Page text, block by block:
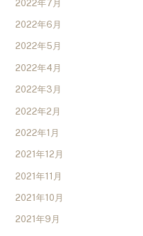
2022年7月
2022年6月
2022年5月
2022年4月
2022年3月
2022年2月
2022年1月
2021年12月
2021年11月
2021年10月
2021年9月